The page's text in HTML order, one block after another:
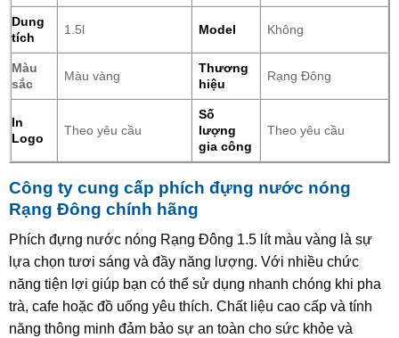
Dung
tích
1.5l Model Không
Màu
sắc
Màu vàng
Thương
hiệu
Rạng Đông
In
Logo
Theo yêu cầu
Số
lượng
gia công
Theo yêu cầu
Công ty cung cấp phích đựng nước nóng
Rạng Đông chính hãng
Phích đựng nước nóng Rạng Đông 1.5 lít màu vàng là sự
lựa chọn tươi sáng và đầy năng lượng. Với nhiều chức
năng tiện lợi giúp bạn có thể sử dụng nhanh chóng khi pha
trà, cafe hoặc đồ uống yêu thích. Chất liệu cao cấp và tính
năng thông minh đảm bảo sự an toàn cho sức khỏe và